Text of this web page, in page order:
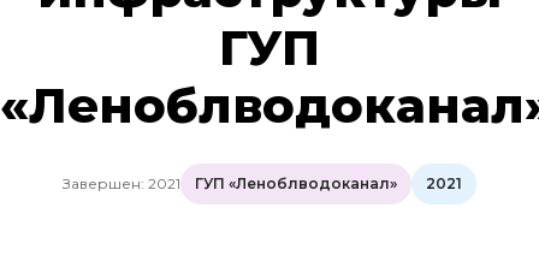
ГУП
Завершен: 2021 ГУП «Леноблводоканал» 2021